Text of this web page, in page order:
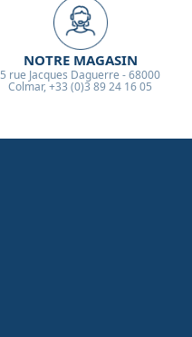
NOTRE MAGASIN
5 rue Jacques Daguerre - 68000
Colmar, +33 (0)3 89 24 16 05